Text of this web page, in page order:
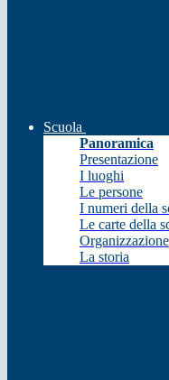
Scuola
Panoramica
Presentazione
I luoghi
Le persone
I numeri della
Le carte della
Organizzazione
La storia